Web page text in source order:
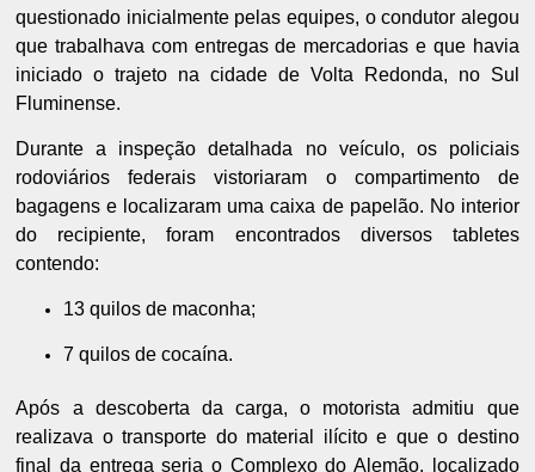
questionado inicialmente pelas equipes, o condutor alegou
que trabalhava com entregas de mercadorias e que havia
iniciado o trajeto na cidade de Volta Redonda, no Sul
Fluminense.
Durante a inspeção detalhada no veículo, os policiais
rodoviários federais vistoriaram o compartimento de
bagagens e localizaram uma caixa de papelão. No interior
do recipiente, foram encontrados diversos tabletes
contendo:
13 quilos de maconha;
7 quilos de cocaína.
Após a descoberta da carga, o motorista admitiu que
realizava o transporte do material ilícito e que o destino
final da entrega seria o Complexo do Alemão, localizado